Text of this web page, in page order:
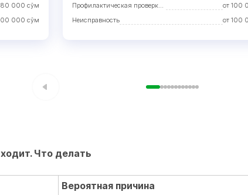
80 000 сўм
000 сўм
Профилактическая проверка с устранением недостатков
от 100
Неисправность
от 100
Что делать
Вероятная причина